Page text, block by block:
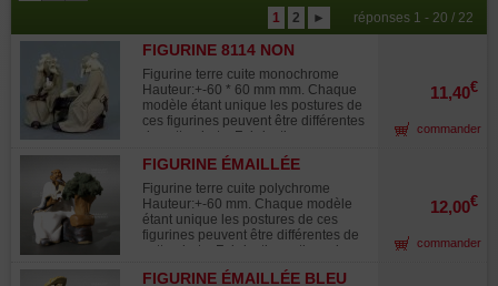
résultats
page
1 2 ► réponses 1 - 20 / 22
FIGURINE 8114 NON
ÉMAILLÉ DOUBLE BEIGE
Figurine terre cuite monochrome
Hauteur:+-60 * 60 mm mm. Chaque
modèle étant unique les postures de
ces figurines peuvent être différentes
de cette photo. Fabrication
artisanale très soignée, chaque
pièce est unique. Utilisée dans la
composition des paysages
miniatures "saikei"et en
accompagnement avec les bonsaï.
11,40€
commander
FIGURINE ÉMAILLÉE
BLANCHE TAILLEUR BONSAI
8066
Figurine terre cuite polychrome
Hauteur:+-60 mm. Chaque modèle
étant unique les postures de ces
figurines peuvent être différentes de
cette photo. Fabrication artisanale
très soignée. Utilisée dans la
composition des paysages
12,00€
commander
FIGURINE ÉMAILLÉE BLEU